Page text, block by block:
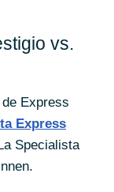
vs.
Express
Express
Specialista